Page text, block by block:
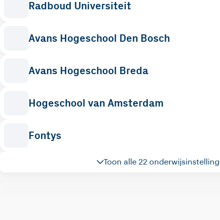
Radboud Universiteit
Avans Hogeschool Den Bosch
Avans Hogeschool Breda
Hogeschool van Amsterdam
Fontys
Toon alle 22